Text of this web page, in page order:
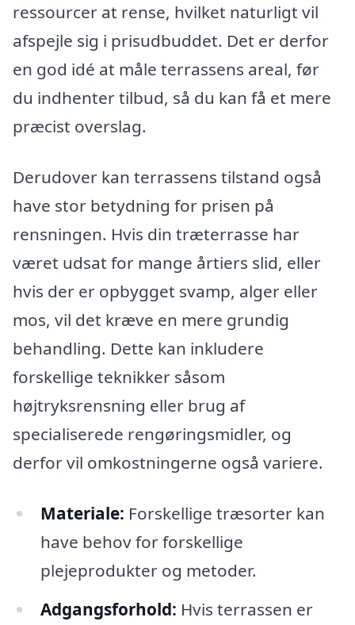
ressourcer at rense, hvilket naturligt vil
afspejle sig i prisudbuddet. Det er derfor
en god idé at måle terrassens areal, før
du indhenter tilbud, så du kan få et mere
præcist overslag.
Derudover kan terrassens tilstand også
have stor betydning for prisen på
rensningen. Hvis din træterrasse har
været udsat for mange årtiers slid, eller
hvis der er opbygget svamp, alger eller
mos, vil det kræve en mere grundig
behandling. Dette kan inkludere
forskellige teknikker såsom
højtryksrensning eller brug af
specialiserede rengøringsmidler, og
derfor vil omkostningerne også variere.
Materiale: Forskellige træsorter kan
have behov for forskellige
plejeprodukter og metoder.
Adgangsforhold: Hvis terrassen er